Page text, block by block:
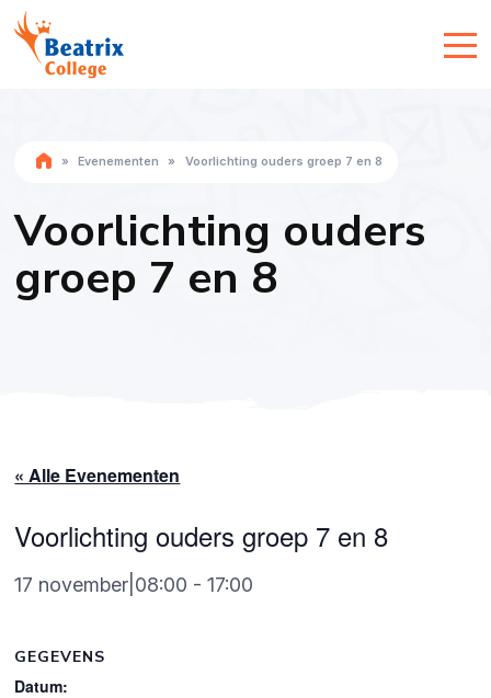
» Evenementen » Voorlichting ouders groep 7 en 8
Voorlichting ouders
groep 7 en 8
« Alle Evenementen
Voorlichting ouders groep 7 en 8
17 november|08:00 -17:00
GEGEVENS
Datum: